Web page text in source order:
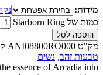
מידות:
כמות של Starborn Ring
הוספה לסל
מק"ט ANI08800RO000
טבעות זהב, נשים
essence of Arcadia into